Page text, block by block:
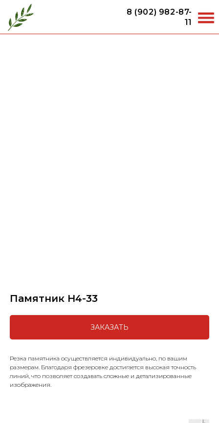
8 (902) 982-87-
11
Памятник H4-33
ЗАКАЗАТЬ
Резка памятника осуществляется индивидуально, по вашим
размерам. Благодаря фрезеровке достигается высокая точность
линий, что позволяет создавать сложные и детализированные
изображения.